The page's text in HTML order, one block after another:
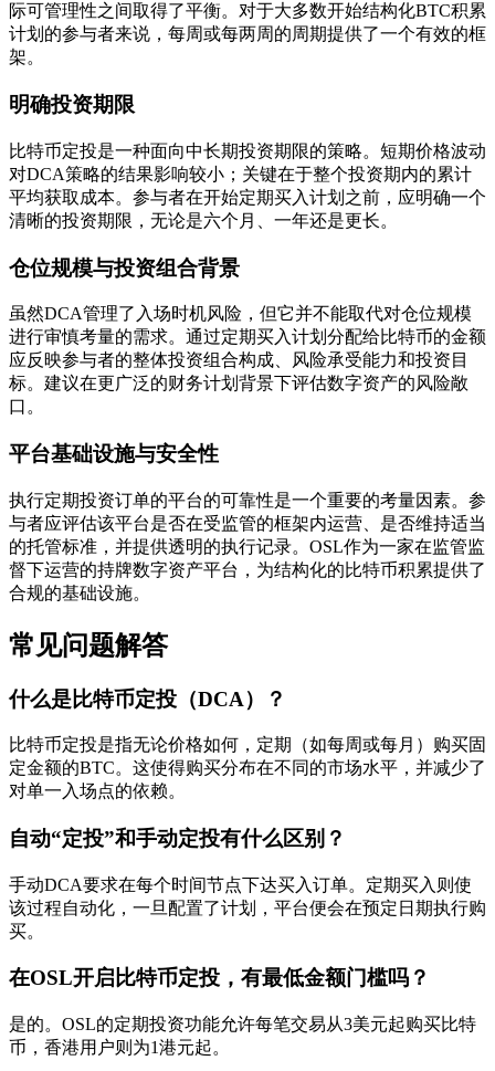
际可管理性之间取得了平衡。对于大多数开始结构化BTC积累
计划的参与者来说，每周或每两周的周期提供了一个有效的框
架。
明确投资期限
比特币定投是一种面向中长期投资期限的策略。短期价格波动
对DCA策略的结果影响较小；关键在于整个投资期内的累计
平均获取成本。参与者在开始定期买入计划之前，应明确一个
清晰的投资期限，无论是六个月、一年还是更长。
仓位规模与投资组合背景
虽然DCA管理了入场时机风险，但它并不能取代对仓位规模
进行审慎考量的需求。通过定期买入计划分配给比特币的金额
应反映参与者的整体投资组合构成、风险承受能力和投资目
标。建议在更广泛的财务计划背景下评估数字资产的风险敞
口。
平台基础设施与安全性
执行定期投资订单的平台的可靠性是一个重要的考量因素。参
与者应评估该平台是否在受监管的框架内运营、是否维持适当
的托管标准，并提供透明的执行记录。OSL作为一家在监管监
督下运营的持牌数字资产平台，为结构化的比特币积累提供了
合规的基础设施。
常见问题解答
什么是比特币定投（DCA）？
比特币定投是指无论价格如何，定期（如每周或每月）购买固
定金额的BTC。这使得购买分布在不同的市场水平，并减少了
对单一入场点的依赖。
自动“定投”和手动定投有什么区别？
手动DCA要求在每个时间节点下达买入订单。定期买入则使
该过程自动化，一旦配置了计划，平台便会在预定日期执行购
买。
在OSL开启比特币定投，有最低金额门槛吗？
是的。OSL的定期投资功能允许每笔交易从3美元起购买比特
币，香港用户则为1港元起。